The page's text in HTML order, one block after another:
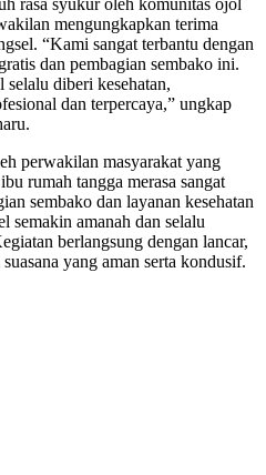
mengungkapkan terima
“Kami sangat terbantu dengan
dan pembagian sembako ini.
selalu diberi kesehatan,
dan terpercaya,” ungkap
perwakilan masyarakat yang
rumah tangga merasa sangat
sembako dan layanan kesehatan
semakin amanah dan selalu
berlangsung dengan lancar,
yang aman serta kondusif.